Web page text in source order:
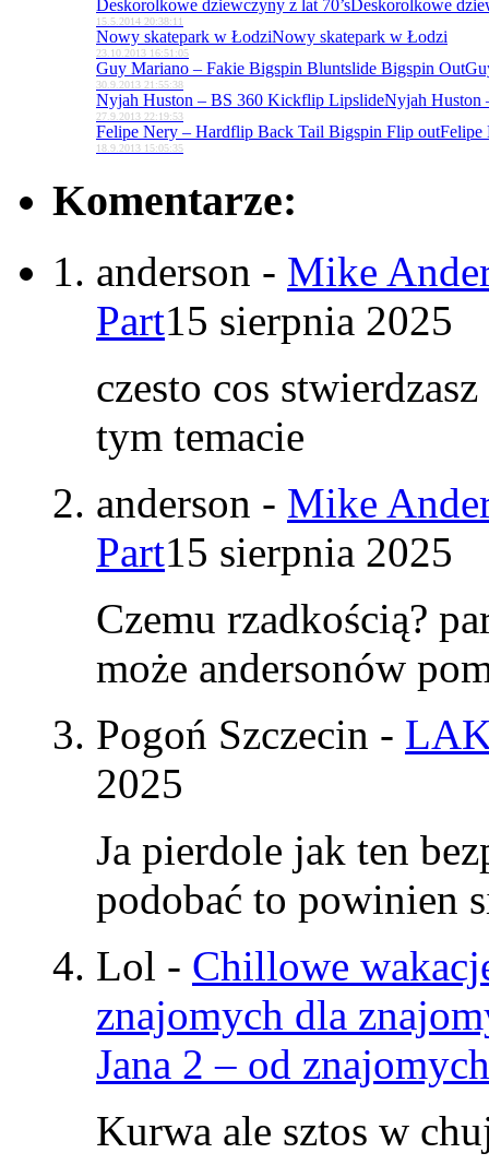
Deskorolkowe dziewczyny z lat 70’sDeskorolkowe
15.5.2014 20:38:11
Nowy skatepark w ŁodziNowy skatepark w Łodzi
23.10.2013 16:51:05
Guy Mariano – Fakie Bigspin Bluntslide Bigspin Out
30.9.2013 21:55:38
Nyjah Huston – BS 360 Kickflip LipslideNyjah Huston
27.9.2013 22:19:53
Felipe Nery – Hardflip Back Tail Bigspin Flip outFelipe
18.9.2013 15:05:35
Komentarze:
anderson - Mike
Part15 sierpnia 2025
czesto cos
tym temacie
anderson - Mike
Part15 sierpnia 2025
Czemu rzadkością?
może andersonów
Pogoń Szczecin -
2025
Ja pierdole jak ten
podobać to powinien
Lol - Chillowe
znajomych dla
Jana 2 – od
Kurwa ale sztos w